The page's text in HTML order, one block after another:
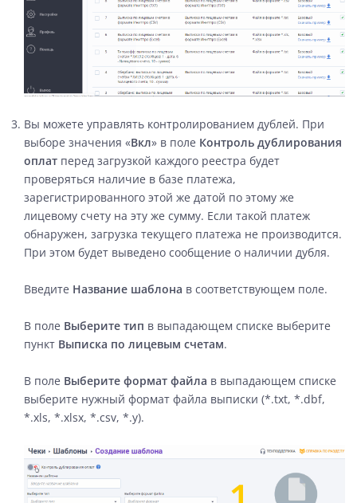
Вы можете управлять контролированием дублей. При
выборе значения «Вкл» в поле Контроль дублирования
оплат перед загрузкой каждого реестра будет
проверяться наличие в базе платежа,
зарегистрированного этой же датой по этому же
лицевому счету на эту же сумму. Если такой платеж
обнаружен, загрузка текущего платежа не производится.
При этом будет выведено сообщение о наличии дубля.
Введите Название шаблона в соответствующем поле.
В поле Выберите тип в выпадающем списке выберите
пункт Выписка по лицевым счетам.
В поле Выберите формат файла в выпадающем списке
выберите нужный формат файла выписки (*.txt, *.dbf,
*.xls, *.xlsx, *.csv, *.y).